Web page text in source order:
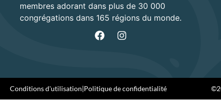
membres adorant dans plus de 30 000
congrégations dans 165 régions du monde.
Conditions d'utilisation|Politique de confidentialité